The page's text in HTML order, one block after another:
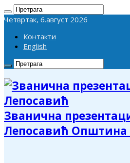
Четвртак, 6.август 2026
Контакти
English
Званична
Лепосавић Општина